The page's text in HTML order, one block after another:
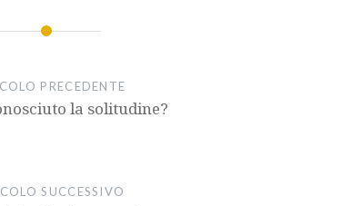
PRECEDENTE
la solitudine?
SUCCESSIVO